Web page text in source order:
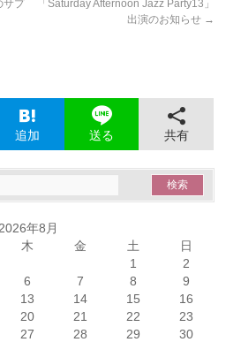
サプ
「Saturday Afternoon Jazz Party13」
出演のお知らせ →
追加 送る 共有
2026年8月
木 金 土 日
1
2
6 7 8
9
13 14 15
16
20 21 22
23
27 28 29
30